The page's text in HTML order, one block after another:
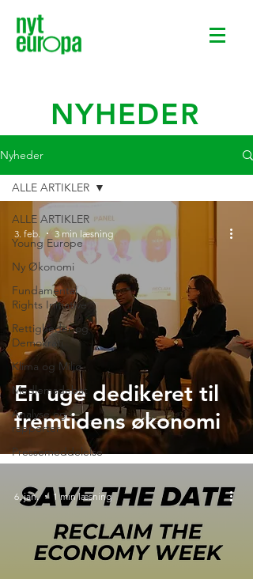
NYHEDER
Nyheder
ALLE ARTIKLER
Young Europe
Ny Økonomi
Fundamental
Rights Initiative
Rettigheder og
Demokrati
Klima og Miljø
Medlemsdebat
Analyse og
rapporter
Pressemeddelelse
ALLE ARTIKLER
En uge dedikeret til
fremtidens økonomi
3. feb. 3 min læsning
6. jan. 1 min læsning